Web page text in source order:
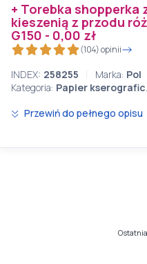
+ Torebka
kieszenią z przodu
G150 - 0,00 zł
(104) opinii
INDEX: 258255 Marka: Pol
Kategoria: Papier
Przewiń do pełnego opisu